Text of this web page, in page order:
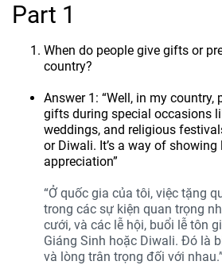
Part 1
When do people give gifts or
country?
Answer 1: “Well, in my country,
gifts during special occasions
weddings, and religious
or Diwali. It’s a way of showing
appreciation”
“Ở quốc gia của tôi, việc tặng
trong các sự kiện quan trọng
cưới, và các lễ hội, buổi lễ tôn
Giáng Sinh hoặc Diwali. Đó là
và lòng trân trọng đối với nhau.”